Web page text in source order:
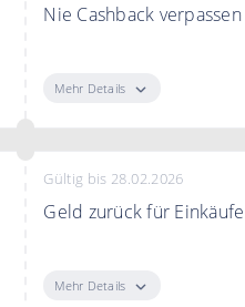
Nie Cashback verpassen
Mehr Details
Gültig bis 28.02.2026
Geld zurück für
Ihren beliebten Shops.
Mehr Details